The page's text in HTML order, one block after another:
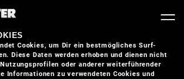
Cookies, um Dir ein bestmögliches Surf-
Diese Daten werden erhoben und dienen nicht
oder anderer weiterführender
Informationen zu verwendeten Cookies und